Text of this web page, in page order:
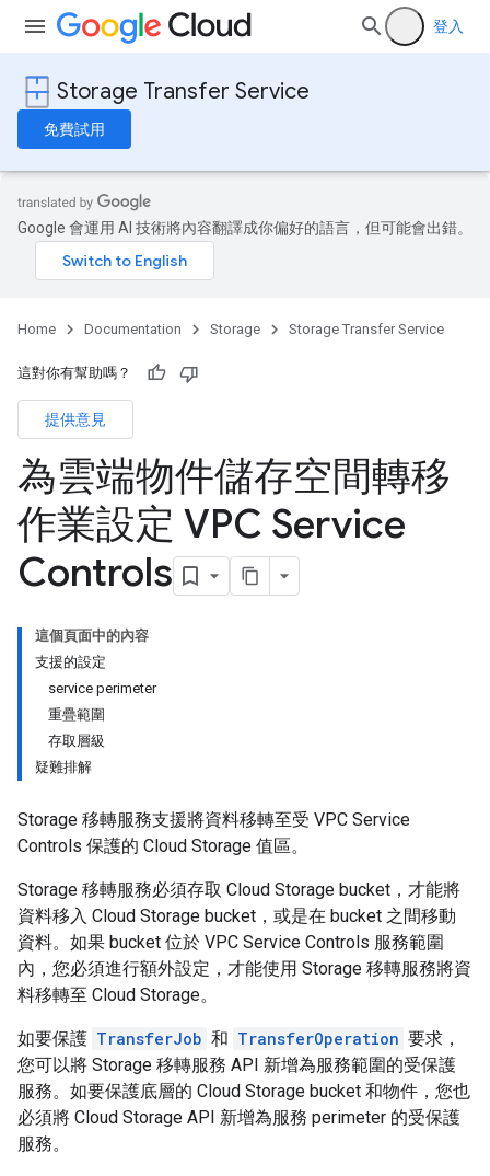
登入
Storage Transfer Service
免費試用
Google 會運用 AI 技術將內容翻譯成你偏好的語言，但可能會出錯。
Home Documentation Storage Storage Transfer Service
這對你有幫助嗎？
提供意見
為雲端物件儲存空間轉移
作業設定 VPC Service
Controls
這個頁面中的內容
支援的設定
service perimeter
重疊範圍
存取層級
疑難排解
Storage 移轉服務支援將資料移轉至受 VPC Service
Controls 保護的 Cloud Storage 值區。
Storage 移轉服務必須存取 Cloud Storage bucket，才能將
資料移入 Cloud Storage bucket，或是在 bucket 之間移動
資料。如果 bucket 位於 VPC Service Controls 服務範圍
內，您必須進行額外設定，才能使用 Storage 移轉服務將資
料移轉至 Cloud Storage。
如要保護 TransferJob 和 TransferOperation 要求，
您可以將 Storage 移轉服務 API 新增為服務範圍的受保護
服務。如要保護底層的 Cloud Storage bucket 和物件，您也
必須將 Cloud Storage API 新增為服務 perimeter 的受保護
服務。